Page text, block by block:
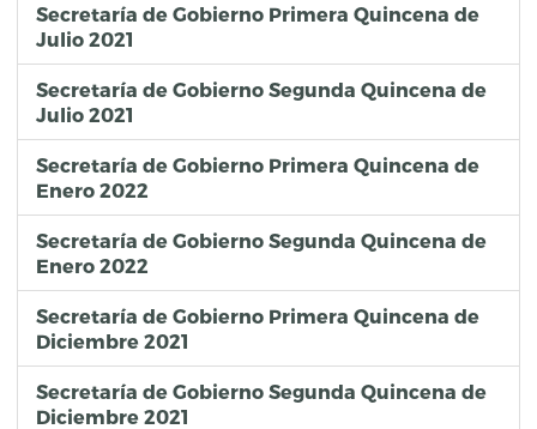
Secretaría de Gobierno Primera Quincena de
Julio 2021
Secretaría de Gobierno Segunda Quincena de
Julio 2021
Secretaría de Gobierno Primera Quincena de
Enero 2022
Secretaría de Gobierno Segunda Quincena de
Enero 2022
Secretaría de Gobierno Primera Quincena de
Diciembre 2021
Secretaría de Gobierno Segunda Quincena de
Diciembre 2021